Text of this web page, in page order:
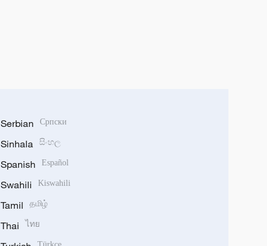
Serbian Српски
Sinhala සිංහල
Spanish Español
Swahili Kiswahili
Tamil தமிழ்
Thai ไทย